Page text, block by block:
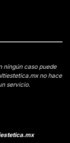
ningún caso puede
no hace
servicio.